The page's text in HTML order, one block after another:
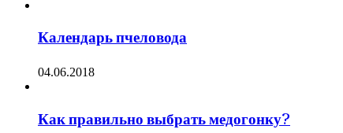
Календарь пчеловода
04.06.2018
Как правильно выбрать медогонку?